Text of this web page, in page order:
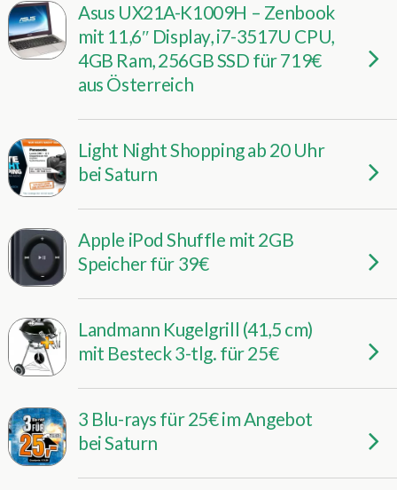
Asus UX21A-K1009H – Zenbook
mit 11,6″ Display, i7-3517U CPU,
4GB Ram, 256GB SSD für 719€
aus Österreich
Light Night Shopping ab 20 Uhr
bei Saturn
Apple iPod Shuffle mit 2GB
Speicher für 39€
Landmann Kugelgrill (41,5 cm)
mit Besteck 3-tlg. für 25€
3 Blu-rays für 25€ im Angebot
bei Saturn